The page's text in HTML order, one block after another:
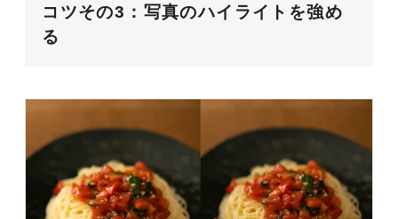
コツその3：写真のハイライトを強め
る